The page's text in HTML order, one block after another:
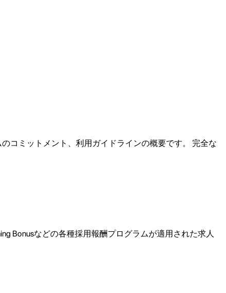
コミットメント、利用ガイドラインの概要です。 完全な
Bonusなどの各種採用報酬プログラムが適用された求人